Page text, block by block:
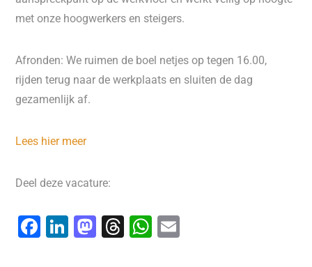
met onze hoogwerkers en steigers.
Afronden: We ruimen de boel netjes op tegen 16.00,
rijden terug naar de werkplaats en sluiten de dag
gezamenlijk af.
Lees hier meer
Deel deze vacature:
F
Li M T
W